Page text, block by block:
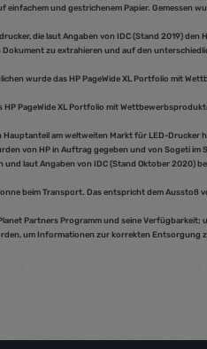
und gestrichenem Papier. Gemessen
die laut Angaben von IDC (Stand 2019) den
zu extrahieren und auf den
wurde das HP PageWide XL Portfolio mit
PageWide XL Portfolio mit
am weltweiten Markt für LED-Drucker
von HP in Auftrag gegeben und von Sogeti
laut Angaben von IDC (Stand Oktober 2020)
beim Transport. Das entspricht dem Ausstoß
Partners Programm und seine
um Informationen zur korrekten Entsorgung